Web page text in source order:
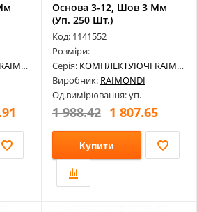
Основа 3-12, Шов 3 Мм
(Уп. 250 Шт.)
180Bs0003C0250
Код: 1141552
Розміри:
Серія: КОМПЛЕКТУЮЧІ RAIMONDI
Виробник: RAIMONDI
Од.вимірювання: уп.
1 988.42 1 807.65
Купити